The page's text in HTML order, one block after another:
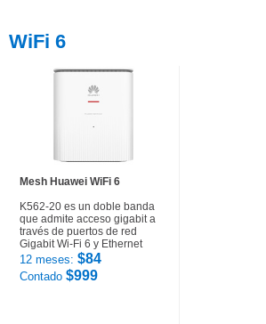
WiFi 6
Mesh Huawei WiFi 6
K562-20 es un doble banda
que admite acceso gigabit a
través de puertos de red
Gigabit Wi-Fi 6 y Ethernet
12 meses: $84
Contado $999